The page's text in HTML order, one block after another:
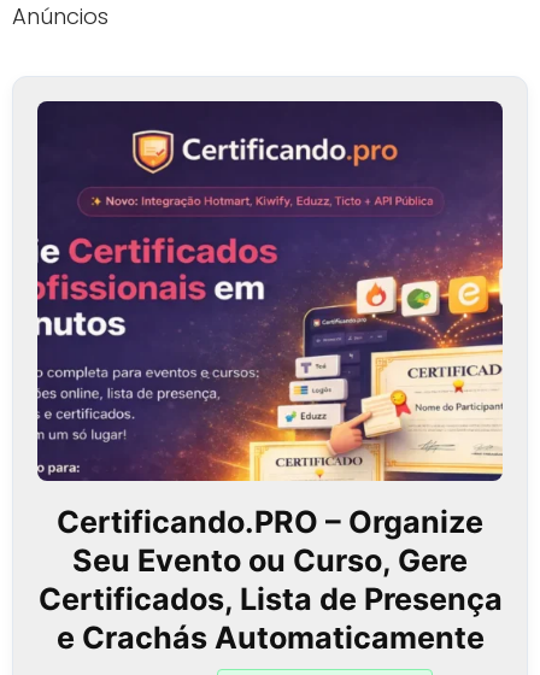
Anúncios
Certificando.PRO – Organize
Seu Evento ou Curso, Gere
Certificados, Lista de Presença
e Crachás Automaticamente